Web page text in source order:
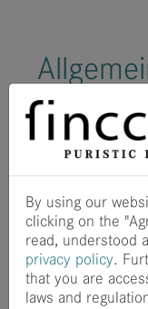
By using our
clicking on the
read, understood
privacy policy.
that you are
laws and
Es ist zu
Chancen auf
Die Kurse von
oder von
Aussteller, die
keine
Anlagepolitik
zugesichert
Anteilen der